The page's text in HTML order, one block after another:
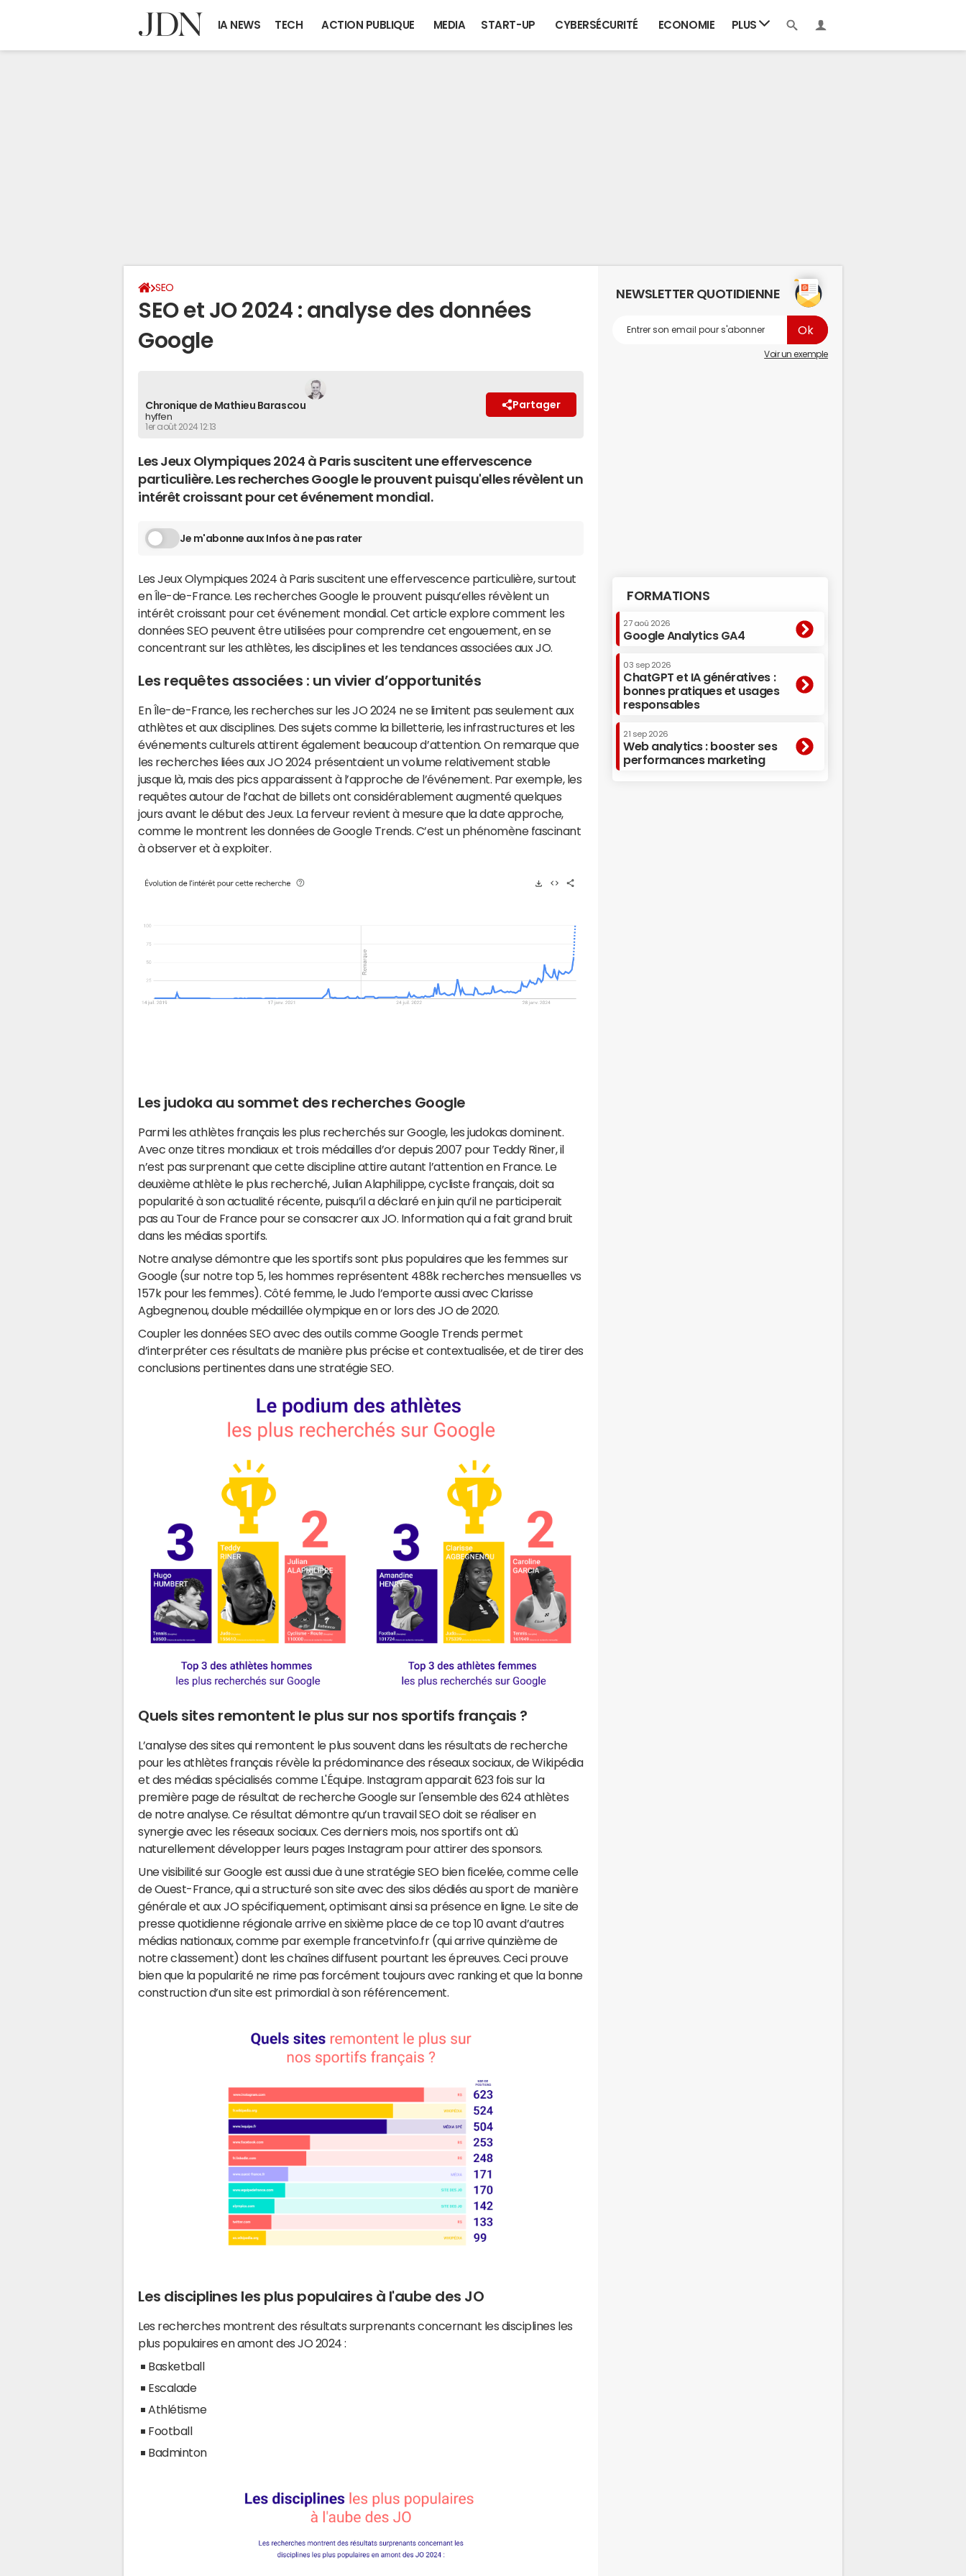
IA NEWS TECH ACTION PUBLIQUE MEDIA START-UP CYBERSÉCURITÉ ECONOMIE PLUS
SEO
SEO et JO 2024 : analyse des données
Google
Chronique de Mathieu Barascou
hyffen
1er août 2024 12:13
Partager
Les Jeux Olympiques 2024 à Paris suscitent une effervescence
particulière. Les recherches Google le prouvent puisqu'elles révèlent un
intérêt croissant pour cet événement mondial.
Je m'abonne aux Infos à ne pas rater
Les Jeux Olympiques 2024 à Paris suscitent une effervescence particulière, surtout
en Île-de-France. Les recherches Google le prouvent puisqu’elles révèlent un
intérêt croissant pour cet événement mondial. Cet article explore comment les
données SEO peuvent être utilisées pour comprendre cet engouement, en se
concentrant sur les athlètes, les disciplines et les tendances associées aux JO.
Les requêtes associées : un vivier d’opportunités
En Île-de-France, les recherches sur les JO 2024 ne se limitent pas seulement aux
athlètes et aux disciplines. Des sujets comme la billetterie, les infrastructures et les
événements culturels attirent également beaucoup d’attention. On remarque que
les recherches liées aux JO 2024 présentaient un volume relativement stable
jusque là, mais des pics apparaissent à l’approche de l’événement. Par exemple, les
requêtes autour de l’achat de billets ont considérablement augmenté quelques
jours avant le début des Jeux. La ferveur revient à mesure que la date approche,
comme le montrent les données de Google Trends. C’est un phénomène fascinant
à observer et à exploiter.
Les judoka au sommet des recherches Google
Parmi les athlètes français les plus recherchés sur Google, les judokas dominent.
Avec onze titres mondiaux et trois médailles d’or depuis 2007 pour Teddy Riner, il
n’est pas surprenant que cette discipline attire autant l’attention en France. Le
deuxième athlète le plus recherché, Julian Alaphilippe, cycliste français, doit sa
popularité à son actualité récente, puisqu’il a déclaré en juin qu’il ne participerait
pas au Tour de France pour se consacrer aux JO. Information qui a fait grand bruit
dans les médias sportifs.
Notre analyse démontre que les sportifs sont plus populaires que les femmes sur
Google (sur notre top 5, les hommes représentent 488k recherches mensuelles vs
157k pour les femmes). Côté femme, le Judo l’emporte aussi avec Clarisse
Agbegnenou, double médaillée olympique en or lors des JO de 2020.
Coupler les données SEO avec des outils comme Google Trends permet
d’interpréter ces résultats de manière plus précise et contextualisée, et de tirer des
conclusions pertinentes dans une stratégie SEO.
Quels sites remontent le plus sur nos sportifs français ?
L’analyse des sites qui remontent le plus souvent dans les résultats de recherche
pour les athlètes français révèle la prédominance des réseaux sociaux, de Wikipédia
et des médias spécialisés comme L'Équipe. Instagram apparait 623 fois sur la
première page de résultat de recherche Google sur l'ensemble des 624 athlètes
de notre analyse. Ce résultat démontre qu’un travail SEO doit se réaliser en
synergie avec les réseaux sociaux. Ces derniers mois, nos sportifs ont dû
naturellement développer leurs pages Instagram pour attirer des sponsors.
Une visibilité sur Google est aussi due à une stratégie SEO bien ficelée, comme celle
de Ouest-France, qui a structuré son site avec des silos dédiés au sport de manière
générale et aux JO spécifiquement, optimisant ainsi sa présence en ligne. Le site de
presse quotidienne régionale arrive en sixième place de ce top 10 avant d’autres
médias nationaux, comme par exemple francetvinfo.fr (qui arrive quinzième de
notre classement) dont les chaînes diffusent pourtant les épreuves. Ceci prouve
bien que la popularité ne rime pas forcément toujours avec ranking et que la bonne
construction d’un site est primordial à son référencement.
Les disciplines les plus populaires à l'aube des JO
Les recherches montrent des résultats surprenants concernant les disciplines les
plus populaires en amont des JO 2024 :
Basketball
Escalade
Athlétisme
Football
Badminton
NEWSLETTER QUOTIDIENNE
Voir un exemple
FORMATIONS
27 aoû 2026
Google Analytics GA4
03 sep 2026
ChatGPT et IA génératives :
bonnes pratiques et usages
responsables
21 sep 2026
Web analytics : booster ses
performances marketing